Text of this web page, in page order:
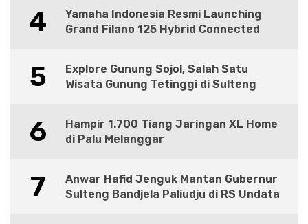
4
Yamaha Indonesia Resmi Launching
Grand Filano 125 Hybrid Connected
5
Explore Gunung Sojol, Salah Satu
Wisata Gunung Tetinggi di Sulteng
6
Hampir 1.700 Tiang Jaringan XL Home
di Palu Melanggar
7
Anwar Hafid Jenguk Mantan Gubernur
Sulteng Bandjela Paliudju di RS Undata